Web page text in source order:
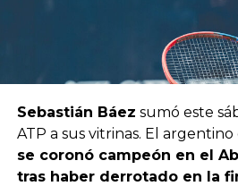
Sebastián Báez sumó este
ATP a sus vitrinas. El argentino
se coronó campeón en el
tras haber derrotado en la